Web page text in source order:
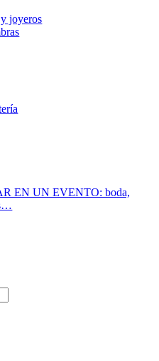
joyeros
EN UN EVENTO: boda,